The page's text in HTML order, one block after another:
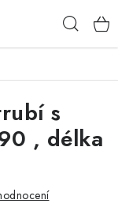
s
, délka